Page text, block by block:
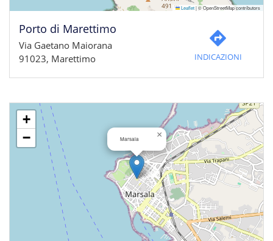
Leaflet|© OpenStreetMap contributors
Porto di Marettimo
Via Gaetano Maiorana
91023, Marettimo
INDICAZIONI
Marsala ×
+
−